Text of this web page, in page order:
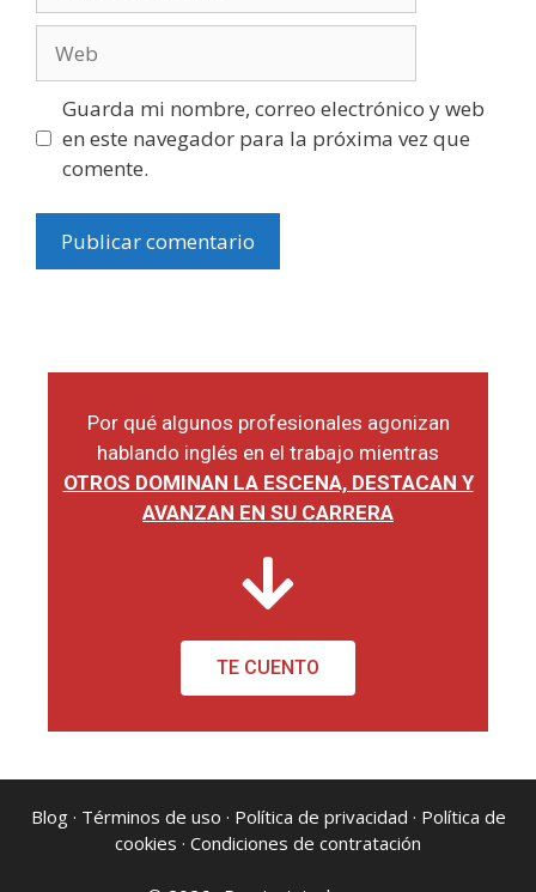
Guarda mi nombre, correo electrónico y web
en este navegador para la próxima vez que
comente.
Por qué algunos profesionales agonizan
hablando inglés en el trabajo mientras
OTROS DOMINAN LA ESCENA, DESTACAN Y
AVANZAN EN SU CARRERA
TE CUENTO
Blog· Términos de uso · Política de privacidad · Política de
cookies · Condiciones de contratación